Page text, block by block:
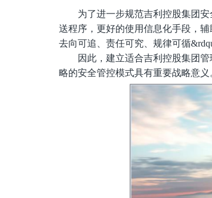
为了进一步规范吉利控股集团
送程序，更好的使用信息化手段，
去向可追、责任可究、规律可循
因此，建立适合吉利控股集团
略的安全管控模式具有重要战略意义